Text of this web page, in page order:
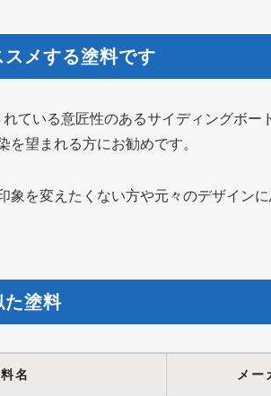
メする塗料です
ている意匠性のあるサイディングボー
を望まれる方にお勧めです。
象を変えたくない方や元々のデザイン
た塗料
名 メー